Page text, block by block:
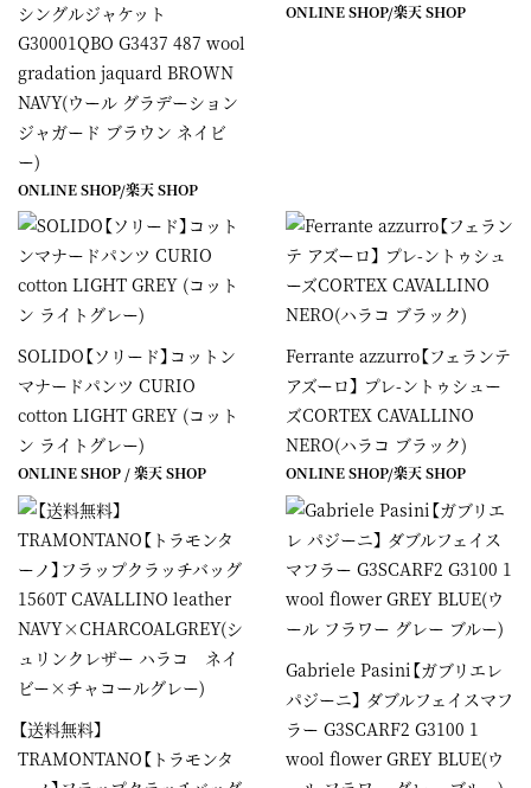
シングルジャケット
G30001QBO G3437 487 wool
gradation jaquard BROWN
NAVY(ウール グラデーション
ジャガード ブラウン ネイビ
ー)
ONLINE SHOP/楽天 SHOP
ONLINE SHOP/楽天 SHOP
SOLIDO【ソリード】コットン
マナードパンツ CURIO
cotton LIGHT GREY (コット
ン ライトグレー)
ONLINE SHOP /楽天 SHOP
Ferrante azzurro【フェランテ
アズーロ】 プレ-ントゥシュー
ズCORTEX CAVALLINO
NERO(ハラコ ブラック)
ONLINE SHOP/楽天 SHOP
【送料無料】
TRAMONTANO【トラモンタ
Gabriele Pasini【ガブリエレ
パジーニ】 ダブルフェイスマフ
ラー G3SCARF2 G3100 1
wool flower GREY BLUE(ウ